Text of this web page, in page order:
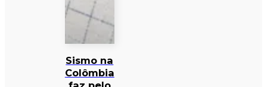
Sismo na
Colômbia